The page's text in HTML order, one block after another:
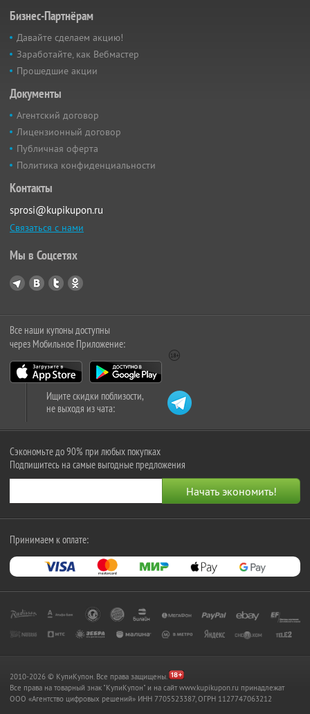
Бизнес-Партнёрам
Давайте сделаем акцию!
Заработайте, как Вебмастер
Прошедшие акции
Документы
Агентский договор
Лицензионный договор
Публичная оферта
Политика конфиденциальности
Контакты
sprosi@kupikupon.ru
Связаться с нами
Мы в Соцсетях
Все наши купоны доступны
через Мобильное Приложение:
Ищите скидки поблизости,
не выходя из чата:
Сэкономьте до 90% при любых покупках
Подпишитесь на самые выгодные предложения
Принимаем к оплате:
2010-2026 © КупиКупон. Все права защищены.
Все права на товарный знак "КупиКупон" и на сайт www.kupikupon.ru принадлежат
OOO «Агентство цифровых решений» ИНН 7705523387, ОГРН 1127747063212